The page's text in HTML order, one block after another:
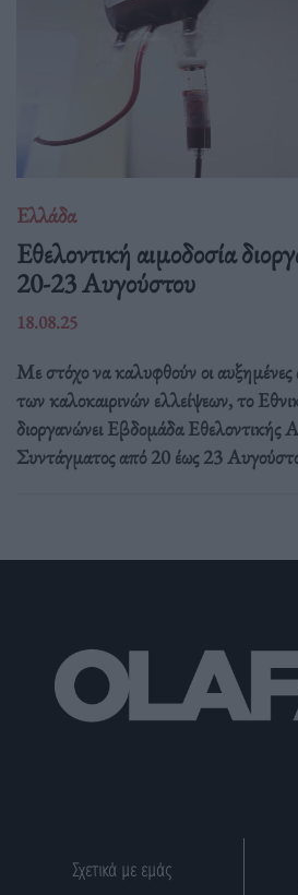
Ελλάδα
Eθελοντική αιμοδοσία
20-23 Αυγούστου
18.08.25
Με στόχο να καλυφθούν οι αυξημένες
των καλοκαιρινών ελλείψεων, το
διοργανώνει Εβδομάδα Εθελοντικής
Συντάγματος από 20 έως 23
Σχετικά με εμάς